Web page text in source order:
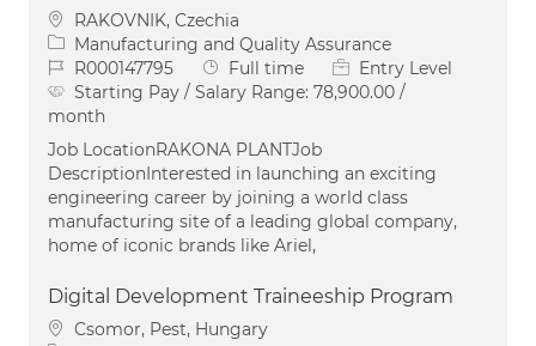
Location
RAKOVNIK, Czechia
Category
Manufacturing and Quality Assurance
Job IdR000147795 Job Type
Full time
Entry Level
Starting Pay / Salary Range: 78,900.00 /
month
Job LocationRAKONA PLANTJob
DescriptionInterested in launching an exciting
engineering career by joining a world class
manufacturing site of a leading global company,
home of iconic brands like Ariel,
Digital Development Traineeship Program
Location
Csomor, Pest, Hungary